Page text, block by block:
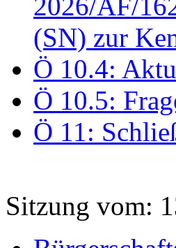
(SN) zur
Ö 10.4:
Ö 10.5:
Ö 11:
Sitzung vom: